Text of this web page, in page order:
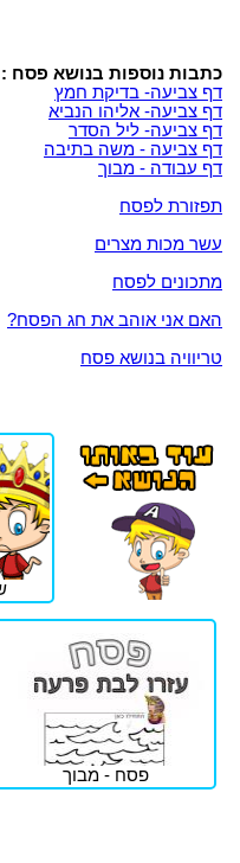
כתבות נוספות בנושא פסח :
דף צביעה- בדיקת חמץ
דף צביעה- אליהו הנביא
דף צביעה- ליל הסדר
דף צביעה - משה בתיבה
דף עבודה - מבוך
תפזורת לפסח
עשר מכות מצרים
מתכונים לפסח
האם אני אוהב את חג הפסח?
טריוויה בנושא פסח
פסח - מבוך